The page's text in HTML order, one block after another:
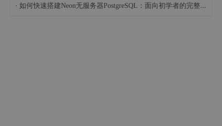
· 如何快速搭建Neon无服务器PostgreSQL：面向初学者的完整指南